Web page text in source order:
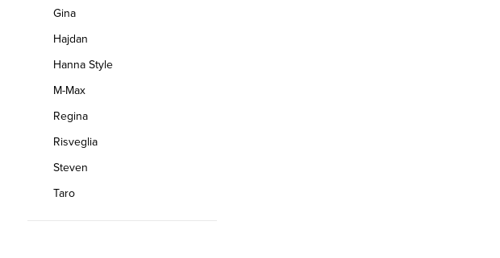
Gina
Hajdan
Hanna Style
M-Max
Regina
Risveglia
Steven
Taro